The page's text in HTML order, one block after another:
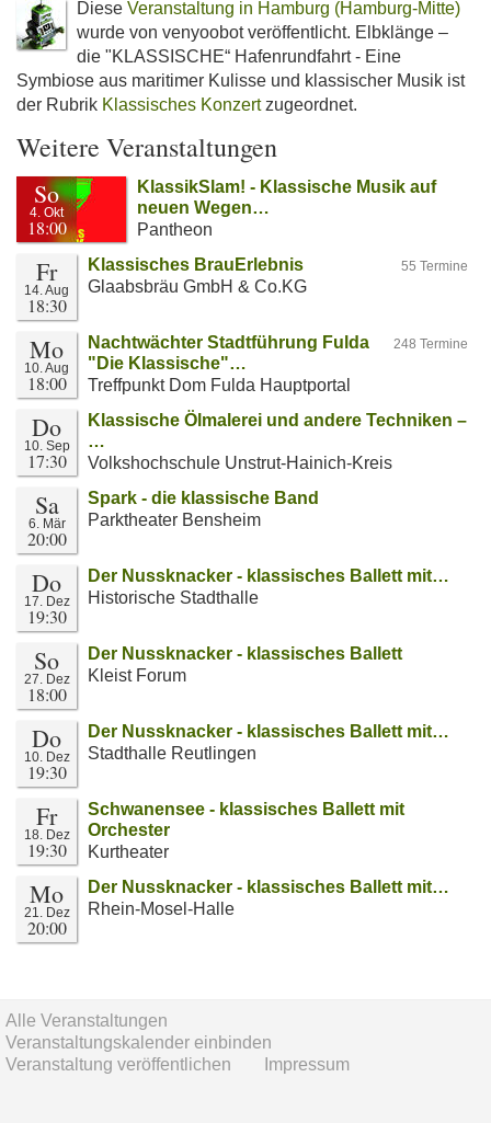
Diese Veranstaltung in Hamburg (Hamburg-Mitte)
wurde von venyoobot veröffentlicht. Elbklänge –
die "KLASSISCHE“ Hafenrundfahrt - Eine
Symbiose aus maritimer Kulisse und klassischer Musik ist
der Rubrik Klassisches Konzertzugeordnet.
Weitere Veranstaltungen
So
4. Okt
18:00
KlassikSlam! - Klassische Musik auf
neuen Wegen…
Pantheon
Fr
14. Aug
18:30
55 Termine
Klassisches BrauErlebnis
Glaabsbräu GmbH & Co.KG
Mo
10. Aug
18:00
248 Termine
Nachtwächter Stadtführung Fulda
"Die Klassische"…
Treffpunkt Dom Fulda Hauptportal
Do
10. Sep
17:30
Klassische Ölmalerei und andere Techniken –
…
Volkshochschule Unstrut-Hainich-Kreis
Sa
6. Mär
20:00
Spark - die klassische Band
Parktheater Bensheim
Do
17. Dez
19:30
Der Nussknacker - klassisches Ballett mit…
Historische Stadthalle
So
27. Dez
18:00
Der Nussknacker - klassisches Ballett
Kleist Forum
Do
10. Dez
19:30
Der Nussknacker - klassisches Ballett mit…
Stadthalle Reutlingen
Fr
18. Dez
19:30
Schwanensee - klassisches Ballett mit
Orchester
Kurtheater
Mo
21. Dez
20:00
Der Nussknacker - klassisches Ballett mit…
Rhein-Mosel-Halle
Alle Veranstaltungen
Veranstaltungskalender einbinden
Veranstaltung veröffentlichen
Impressum